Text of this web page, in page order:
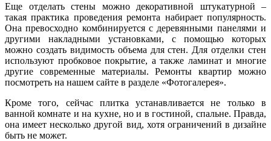
Еще отделать стены можно декоративной штукатурной –
такая практика проведения ремонта набирает популярность.
Она превосходно комбинируется с деревянными панелями и
другими накладными установками, с помощью которых
можно создать видимость объема для стен. Для отделки стен
используют пробковое покрытие, а также ламинат и многие
другие современные материалы. Ремонты квартир можно
посмотреть на нашем сайте в разделе «Фотогалерея».
Кроме того, сейчас плитка устанавливается не только в
ванной комнате и на кухне, но и в гостиной, спальне. Правда,
она имеет несколько другой вид, хотя ограничений в дизайне
быть не может.